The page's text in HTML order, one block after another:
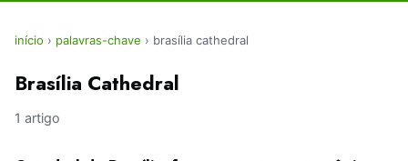
início › palavras-chave › brasília cathedral
Brasília Cathedral
1 artigo